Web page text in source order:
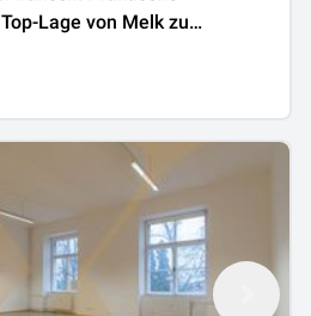
Lage von Melk zu